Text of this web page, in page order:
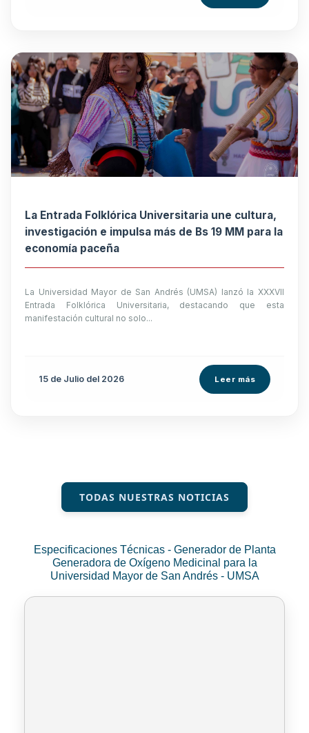
La Entrada Folklórica Universitaria une cultura,
investigación e impulsa más de Bs 19 MM para la
economía paceña
La Universidad Mayor de San Andrés (UMSA) lanzó la XXXVII
Entrada Folklórica Universitaria, destacando que esta
manifestación cultural no solo...
15 de Julio del 2026 Leer más
TODAS NUESTRAS NOTICIAS
Especificaciones Técnicas - Generador de Planta
Generadora de Oxígeno Medicinal para la
Universidad Mayor de San Andrés - UMSA